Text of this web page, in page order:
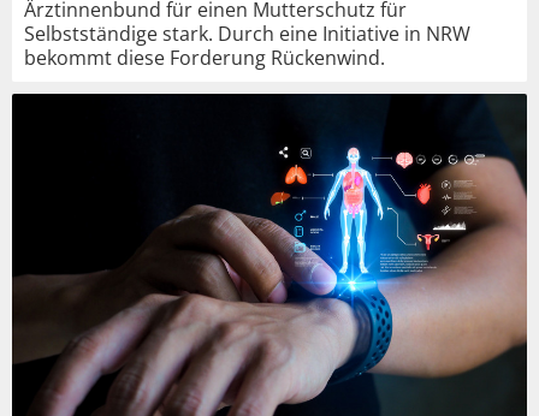
Ärztinnenbund für einen Mutterschutz für
Selbstständige stark. Durch eine Initiative in NRW
bekommt diese Forderung Rückenwind.